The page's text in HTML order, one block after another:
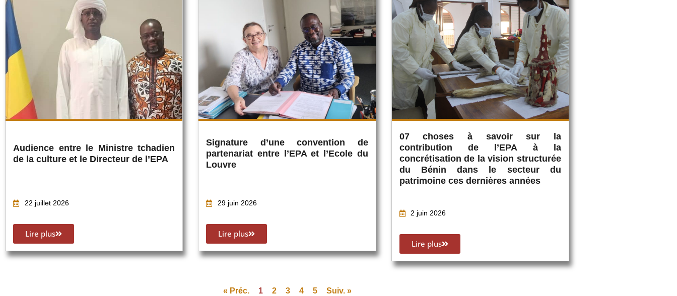
Audience entre le Ministre tchadien
de la culture et le Directeur de l’EPA
22 juillet 2026
Lire plus
Signature d’une convention de
partenariat entre l’EPA et l’Ecole du
Louvre
29 juin 2026
Lire plus
07 choses à savoir sur la
contribution de l’EPA à la
concrétisation de la vision structurée
du Bénin dans le secteur du
patrimoine ces dernières années
2 juin 2026
Lire plus
« Préc. 1 2 3 4 5 Suiv. »